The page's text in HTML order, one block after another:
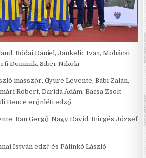
Bódai Dániel, Jankelic Ivan, Mohácsi
Dominik, Siber Nikola
masszőr, Gyüre Levente, Bábi Zalán,
Róbert, Darida Ádám, Bacsa Zsolt
Bence erőnléti edző
Rau Gergő, Nagy Dávid, Bürgés József
István edző és Pálinkó László